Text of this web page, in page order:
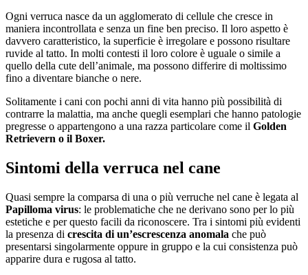
Ogni verruca nasce da un agglomerato di cellule che cresce in
maniera incontrollata e senza un fine ben preciso. Il loro aspetto è
davvero caratteristico, la superficie è irregolare e possono risultare
ruvide al tatto. In molti contesti il loro colore è uguale o simile a
quello della cute dell’animale, ma possono differire di moltissimo
fino a diventare bianche o nere.
Solitamente i cani con pochi anni di vita hanno più possibilità di
contrarre la malattia, ma anche quegli esemplari che hanno patologie
pregresse o appartengono a una razza particolare come il Golden
Retrievern o il Boxer.
Sintomi della verruca nel cane
Quasi sempre la comparsa di una o più verruche nel cane è legata al
Papilloma virus: le problematiche che ne derivano sono per lo più
estetiche e per questo facili da riconoscere. Tra i sintomi più evidenti
la presenza di crescita di un’escrescenza anomala che può
presentarsi singolarmente oppure in gruppo e la cui consistenza può
apparire dura e rugosa al tatto.